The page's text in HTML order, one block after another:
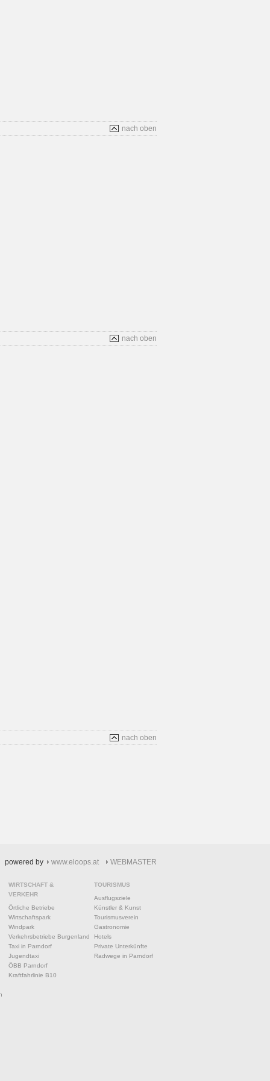
nach oben
nach oben
nach oben
powered by www.eloops.at WEBMASTER
WIRTSCHAFT &
VERKEHR
Örtliche Betriebe
Wirtschaftspark
Windpark
Verkehrsbetriebe Burgenland
Taxi in Parndorf
Jugendtaxi
ÖBB Parndorf
Kraftfahrlinie B10
TOURISMUS
Ausflugsziele
Künstler & Kunst
Tourismusverein
Gastronomie
Hotels
Private Unterkünfte
Radwege in Parndorf